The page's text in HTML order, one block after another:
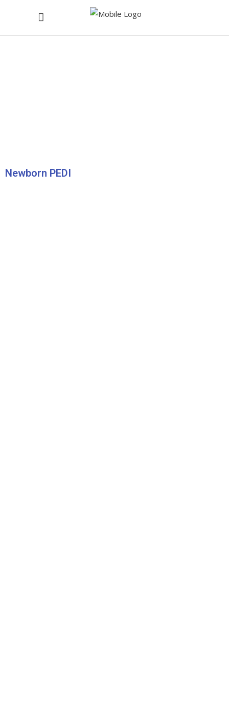
Newborn PEDI